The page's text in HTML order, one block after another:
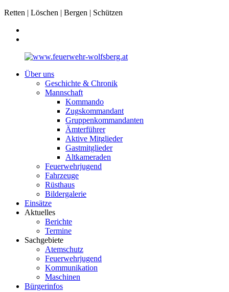
Retten | Löschen | Bergen | Schützen
Über uns
Geschichte & Chronik
Mannschaft
Kommando
Zugskommandant
Gruppenkommandanten
Ämterführer
Aktive Mitglieder
Gastmitglieder
Altkameraden
Feuerwehrjugend
Fahrzeuge
Rüsthaus
Bildergalerie
Einsätze
Aktuelles
Berichte
Termine
Sachgebiete
Atemschutz
Feuerwehrjugend
Kommunikation
Maschinen
Bürgerinfos